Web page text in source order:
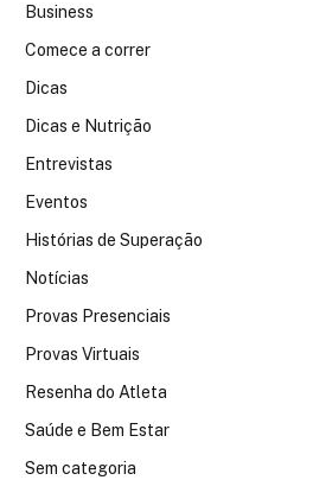
Business
Comece a correr
Dicas
Dicas e Nutrição
Entrevistas
Eventos
Histórias de Superação
Notícias
Provas Presenciais
Provas Virtuais
Resenha do Atleta
Saúde e Bem Estar
Sem categoria